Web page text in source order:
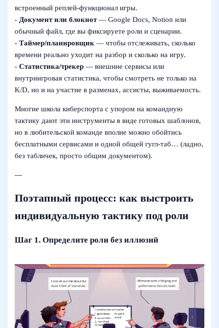
встроенный реплей‑функционал игры.
-Документ или блокнот— Google Docs, Notion или
обычный файл, где вы фиксируете роли и сценарии.
-Таймер/планировщик — чтобы отслеживать, сколько
времени реально уходит на разбор и сколько на игру.
-Статистика/трекер — внешние сервисы или
внутриигровая статистика, чтобы смотреть не только на
K/D, но и на участие в разменах, ассисты, выживаемость.
Многие школа киберспорта с упором на командную
тактику дают эти инструменты в виде готовых шаблонов,
но в любительской команде вполне можно обойтись
бесплатными сервисами и одной общей гугл‑таб… (ладно,
без табличек, просто общим документом).
---
Поэтапный процесс: как выстроить
индивидуальную тактику под роли
Шаг 1. Определите роли без иллюзий